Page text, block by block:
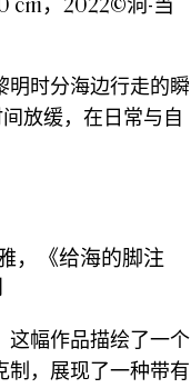
cm，2022©洞-当
明时分海边行走的瞬
放缓，在日常与自
，《给海的脚注
这幅作品描绘了一个
制，展现了一种带有